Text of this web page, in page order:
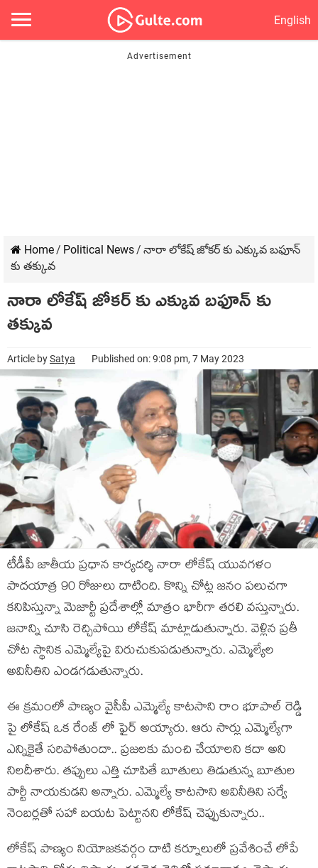
English
Home/ Political News/ నారా లోకేష్ జోకర్ కు ఎక్కువ బఫూన్
కు తక్కువ
నారా లోకేష్ జోకర్ కు ఎక్కువ బఫూన్ కు
తక్కువ
Article bySatya Published on: 9:08 pm, 7 May 2023
టీడీపీ జాతీయ ప్రధాన కార్యదర్శి నారా లోకేష్ యువగళం
పాదయాత్ర 90 రోజులు దాటింది. కొన్ని చోట్ల జనం పలుచగా
కనిపిస్తున్నా మెజార్టీ ప్రదేశాల్లో మాత్రం భారీగా తరలి వస్తున్నారు.
జనాన్ని చూసి రెచ్చిపోయి లోకేష్ మాట్లాడుతున్నారు. వెళ్లిన ప్రతీ
చోట స్థానిక ఎమ్మెల్యేపై విరుచుకుపడుతున్నారు. ఎమ్మెల్యేల
అవినీతిని ఎండగడుతున్నారు.
ఈ క్రమంలో పాణ్యం వైసీపీ ఎమ్మెల్యే కాటసాని రాం భూపాల్ రెడ్డి
పై లోకేష్ ఒక రేంజ్ లో ఫైర్ అయ్యారు. ఆరు సార్లు ఎమ్మెల్యేగా
ఎన్నికైతే సరిపోతుందా.. ప్రజలకు మంచి చేయాలని కదా అని
నిలదీశారు. తప్పులు ఎత్తి చూపితే బూతులు తిడుతున్న బూతుల
పార్టీ నాయకుడని అన్నారు. ఎమ్మెల్యే కాటసాని అవినీతిని సర్వే
నెంబర్లతో సహా బయట పెట్టానని లోకేష్ చెప్పుకున్నారు..
లోకేష్ పాణ్యం నియోజకవర్గం దాటి కర్నూలులో ప్రవేశించే లోపే